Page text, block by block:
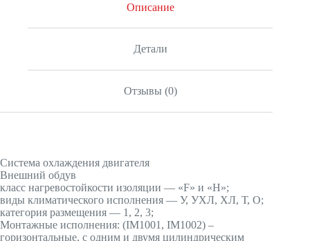
Описание
Детали
Отзывы (0)
Система охлаждения двигателя
Внешний обдув
класс нагревостойкости изоляции — «F» и «H»;
виды климатического исполнения — У, УХЛ, ХЛ, Т, О;
категория размещения — 1, 2, 3;
Монтажные исполнения: (IМ1001, IМ1002) –
горизонтальные, с одним и двумя цилиндрическим